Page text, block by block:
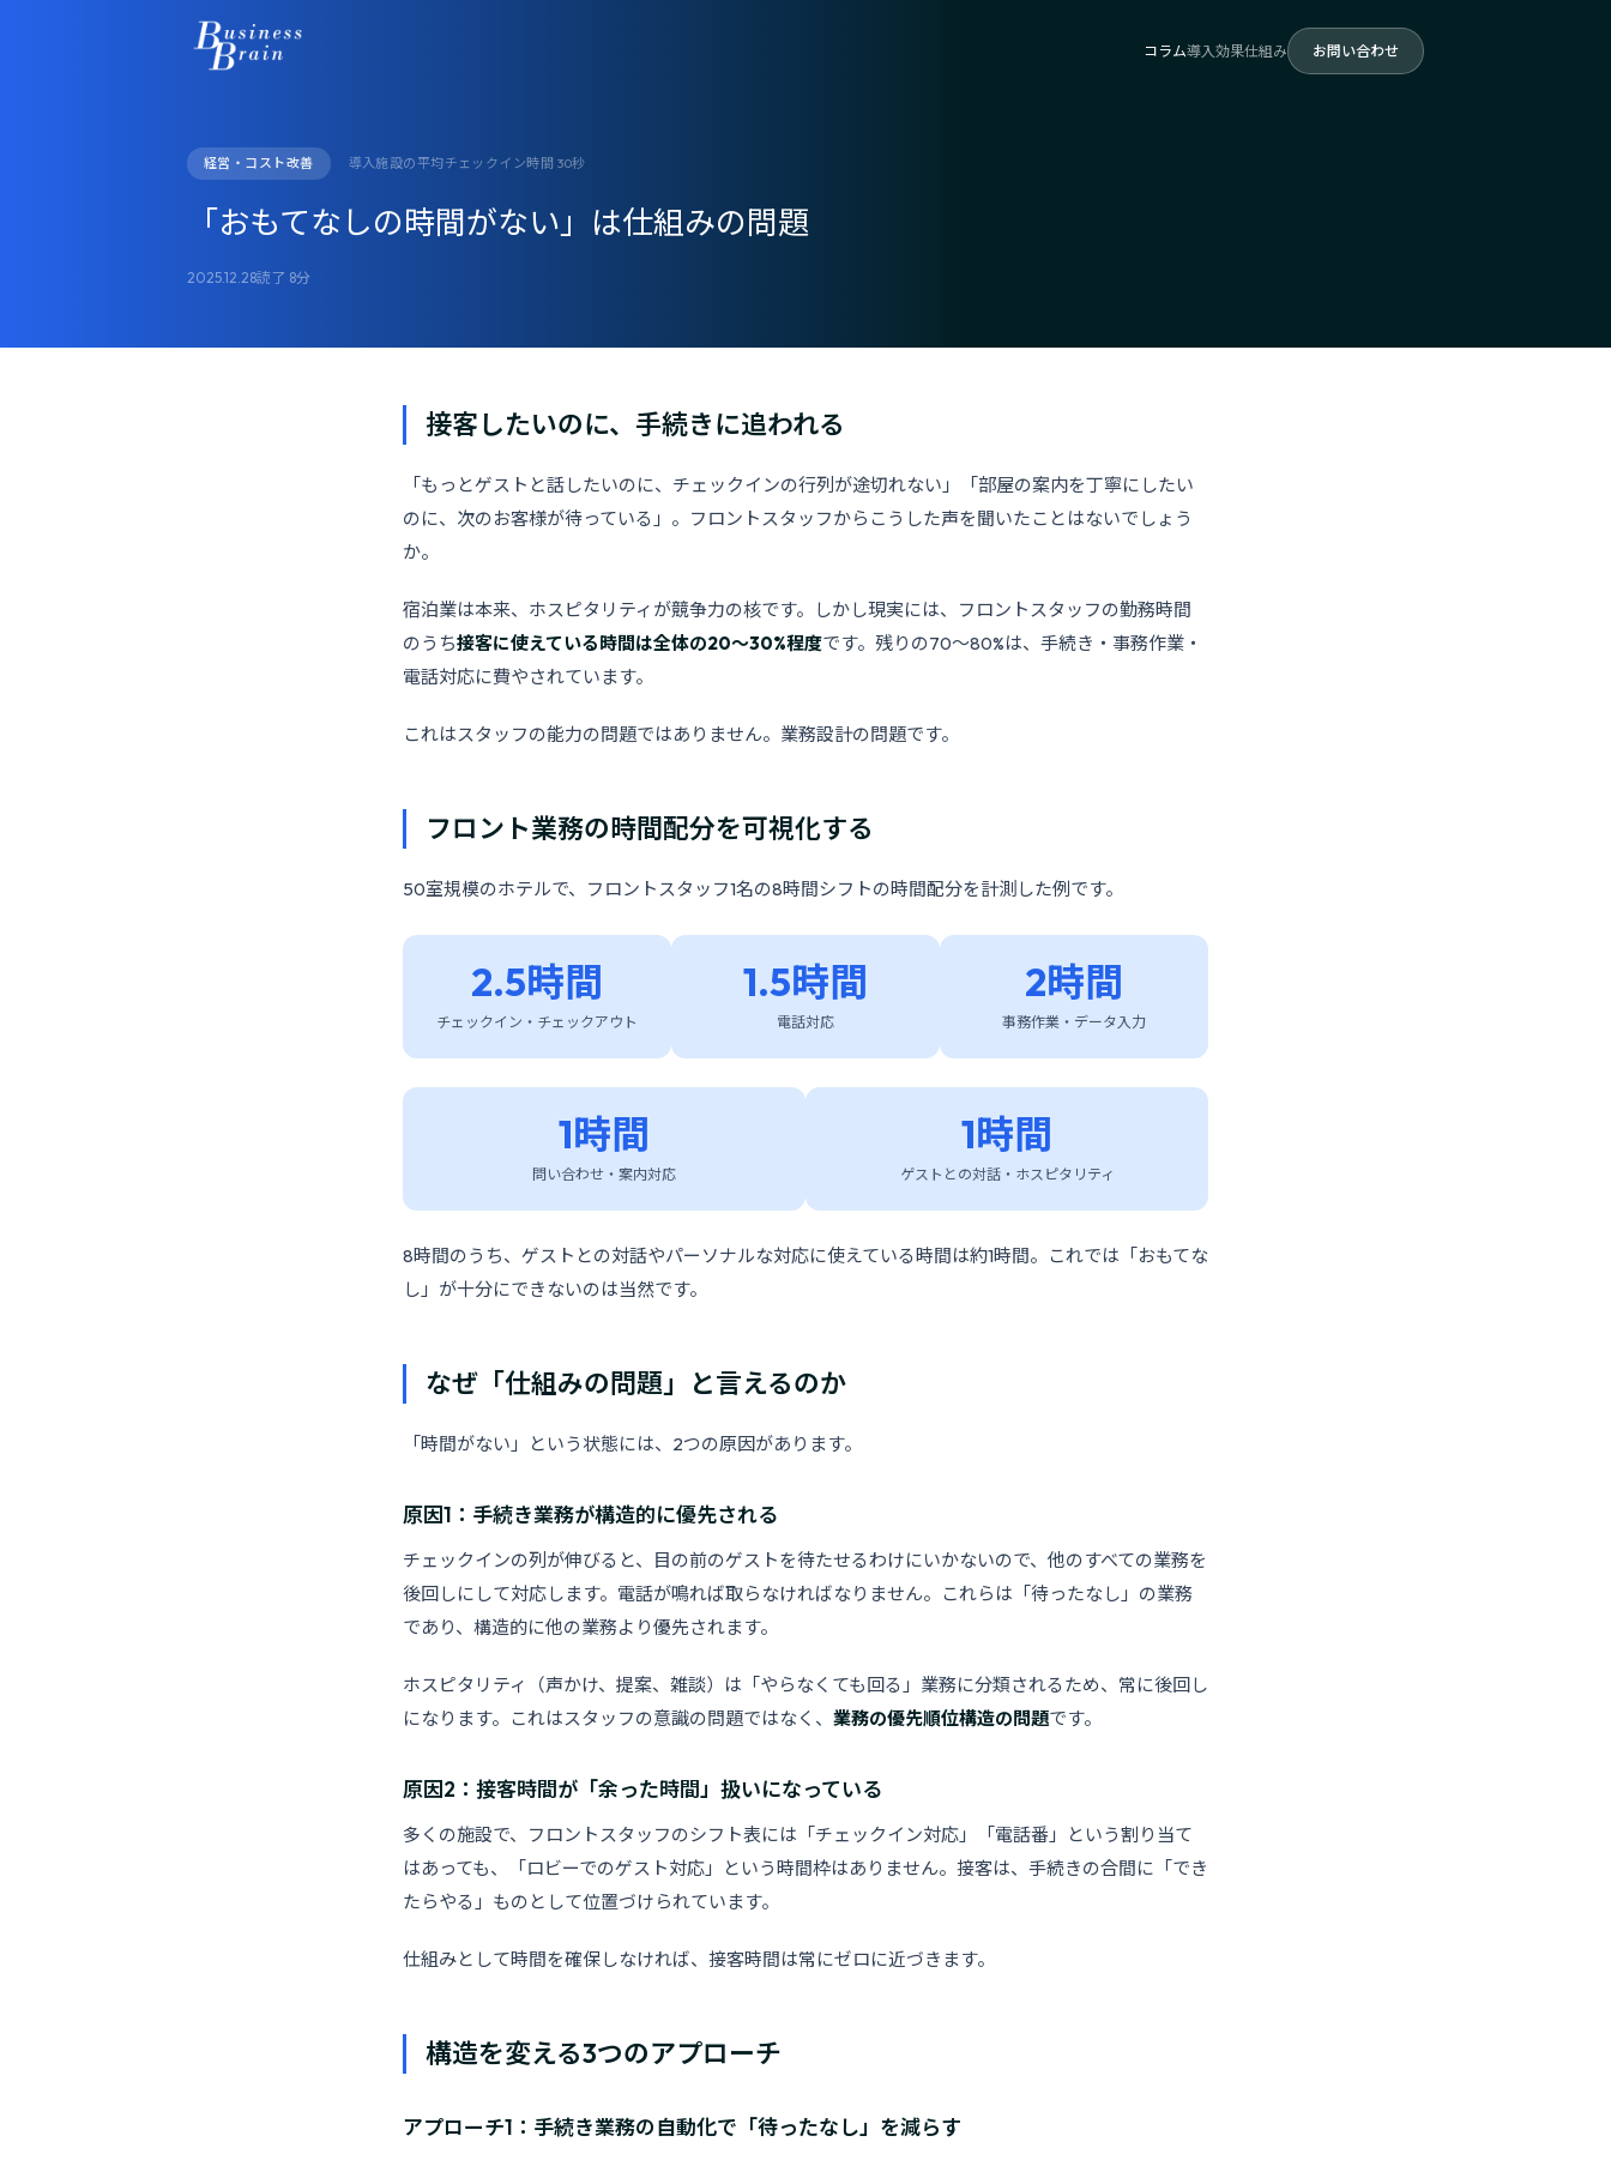
コラム導入効果仕組み お問い合わせ
経営・コスト改善 導入施設の平均チェックイン時間 30秒
「おもてなしの時間がない」は仕組みの問題
2025.12.28読了 8分
接客したいのに、手続きに追われる
「もっとゲストと話したいのに、チェックインの行列が途切れない」「部屋の案内を丁寧にしたい
のに、次のお客様が待っている」。フロントスタッフからこうした声を聞いたことはないでしょう
か。
宿泊業は本来、ホスピタリティが競争力の核です。しかし現実には、フロントスタッフの勤務時間
のうち接客に使えている時間は全体の20〜30%程度です。残りの70〜80%は、手続き・事務作業・
電話対応に費やされています。
これはスタッフの能力の問題ではありません。業務設計の問題です。
フロント業務の時間配分を可視化する
50室規模のホテルで、フロントスタッフ1名の8時間シフトの時間配分を計測した例です。
2.5時間
チェックイン・チェックアウト
1.5時間
電話対応
2時間
事務作業・データ入力
1時間
問い合わせ・案内対応
1時間
ゲストとの対話・ホスピタリティ
8時間のうち、ゲストとの対話やパーソナルな対応に使えている時間は約1時間。これでは「おもてな
し」が十分にできないのは当然です。
なぜ「仕組みの問題」と言えるのか
「時間がない」という状態には、2つの原因があります。
原因1：手続き業務が構造的に優先される
チェックインの列が伸びると、目の前のゲストを待たせるわけにいかないので、他のすべての業務を
後回しにして対応します。電話が鳴れば取らなければなりません。これらは「待ったなし」の業務
であり、構造的に他の業務より優先されます。
ホスピタリティ（声かけ、提案、雑談）は「やらなくても回る」業務に分類されるため、常に後回し
になります。これはスタッフの意識の問題ではなく、 業務の優先順位構造の問題です。
原因2：接客時間が「余った時間」扱いになっている
多くの施設で、フロントスタッフのシフト表には「チェックイン対応」「電話番」という割り当て
はあっても、「ロビーでのゲスト対応」という時間枠はありません。接客は、手続きの合間に「でき
たらやる」ものとして位置づけられています。
仕組みとして時間を確保しなければ、接客時間は常にゼロに近づきます。
構造を変える3つのアプローチ
アプローチ1：手続き業務の自動化で「待ったなし」を減らす